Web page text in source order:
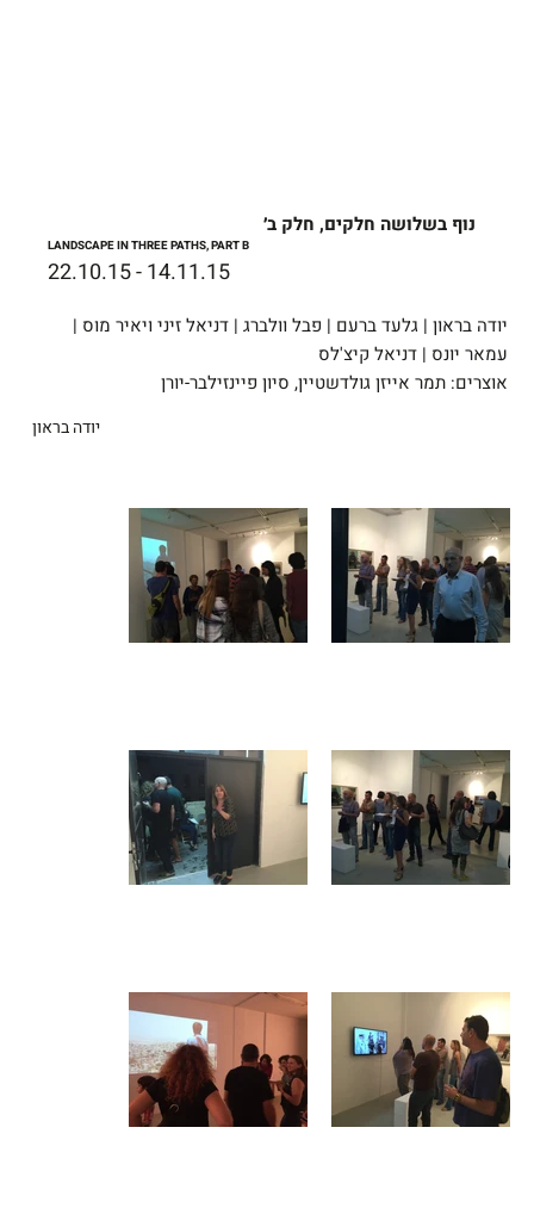
נוף בשלושה חלקים, חלק ב׳
LANDSCAPE IN THREE PATHS, PART B
22.10.15 - 14.11.15
יודה בראון
יודה בראון | גלעד ברעם | פבל וולברג | דניאל זיני ויאיר מוס |
עמאר יונס | דניאל קיצ'לס
אוצרים: תמר אייזן גולדשטיין, סיון פיינזילבר-יורן